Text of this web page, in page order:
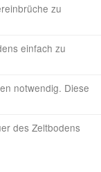
zu
einfach zu
notwendig. Diese
des Zeltbodens